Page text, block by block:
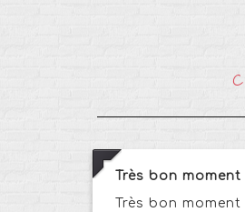
Très bon moment
Très bon